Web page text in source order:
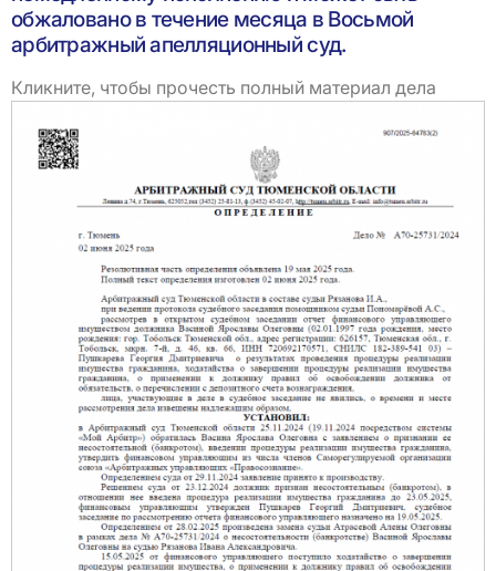
обжаловано в течение месяца в Восьмой
арбитражный апелляционный суд.
Кликните, чтобы прочесть полный материал дела